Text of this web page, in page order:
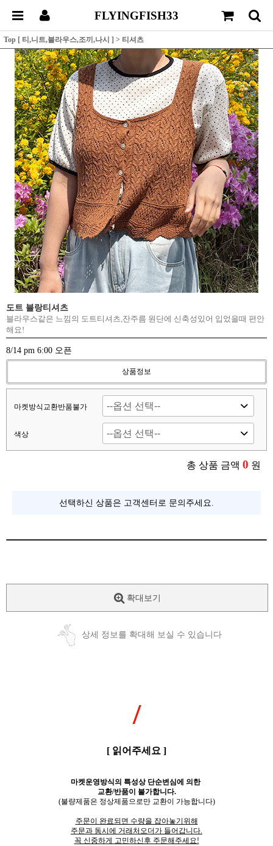
FLYINGFISH33
Top [ 티,니트,블라우스,조끼,나시 ] > 티셔츠
도트 블랑티셔츠
블라우스같은 느낌의 도트티셔츠,잔주름 원단에 신축성있어 입었을때 편안
해요!
8/14 pm 6:00 오픈
상품정보
마켓방식교환반품불가
색상
총 상품 금액 0 원
선택하신 상품은 고객센터로 문의주세요.
확대보기
상세 정보를 확대해 보실 수 있습니다
/
[ 읽어주세요 ]
마켓운영방식의 특성상 단순변심에 의한
교환/반품이 불가합니다.
(불량제품은 정상제품으로만 교환이 가능합니다)
주문이 완료되면 수량을 잡아놓기위해
주문과 동시에 거래처오더가 들어갑니다.
꼭 신중하게 고민하신후 주문해주세요!